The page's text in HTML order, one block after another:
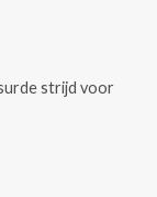
strijd voor